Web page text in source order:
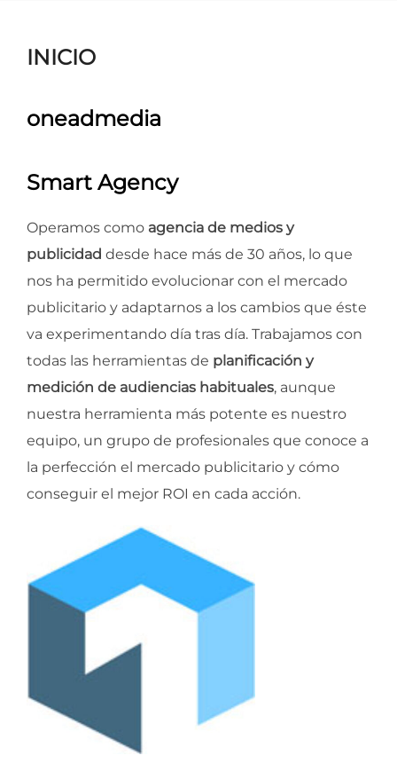
INICIO
oneadmedia
Smart Agency
Operamos como agencia de medios y
publicidad desde hace más de 30 años, lo que
nos ha permitido evolucionar con el mercado
publicitario y adaptarnos a los cambios que éste
va experimentando día tras día. Trabajamos con
todas las herramientas de planificación y
medición de audiencias habituales, aunque
nuestra herramienta más potente es nuestro
equipo, un grupo de profesionales que conoce a
la perfección el mercado publicitario y cómo
conseguir el mejor ROI en cada acción.